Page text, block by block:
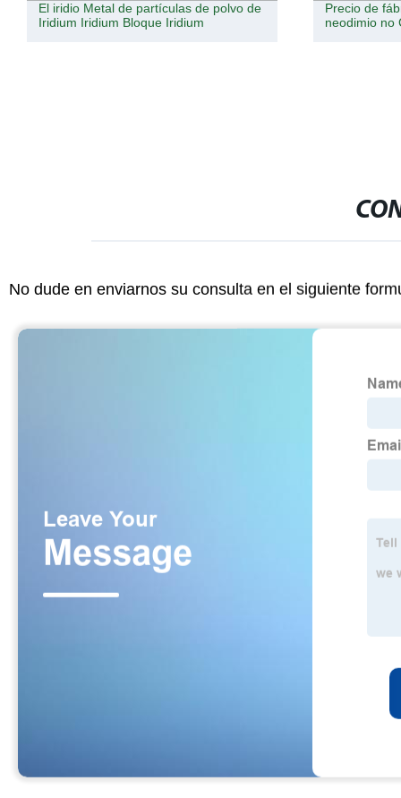
Precio de fábrica polvo de óxido de
neodimio no CAS 1313-97-9 ND2o3
Óxido de
No dude en enviarnos su consulta en el siguiente